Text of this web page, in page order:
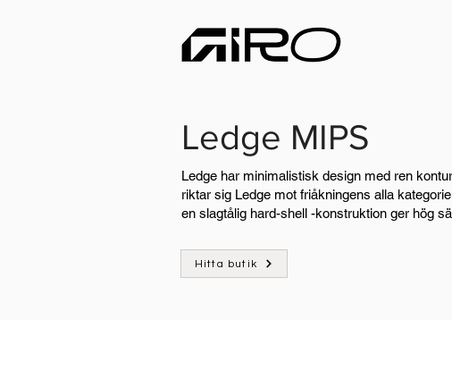
Ledge MIPS
Ledge har minimalistisk design med ren
riktar sig Ledge mot friåkningens alla
en slagtålig hard-shell -konstruktion ger hög
Hitta butik